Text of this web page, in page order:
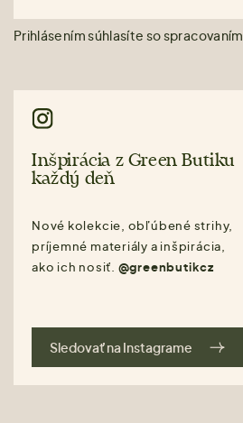
Prihlásením súhlasíte so spracovaním
Inšpirácia z Green Butiku
každý deň
Nové kolekcie, obľúbené strihy,
príjemné materiály a inšpirácia,
ako ich nosiť. @greenbutikcz
Sledovať na Instagrame